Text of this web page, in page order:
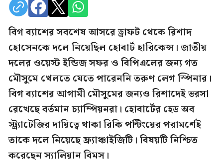
বিগ ব্যাশের সবশেষ আসরে ড্রাফট থেকে রিশাদ
হোসেনকে দলে নিয়েছিল হোবার্ট হারিকেন্স। জাতীয়
দলের ওয়েস্ট ইন্ডিজ সফর ও বিপিএলের জন্য গত
মৌসুমে খেলতে যেতে পারেননি তরুণ লেগ স্পিনার।
বিগ ব্যাশের আগামী মৌসুমের জন্যও রিশাদেই ভরসা
রেখেছে বর্তমান চ্যাম্পিয়নরা। হোবার্টের হেড অব
স্ট্র্যাটেজির দায়িত্বে থাকা রিকি পন্টিংয়ের পরামর্শেই
তাকে দলে নিয়েছে ফ্র্যাঞ্চাইজিটি। বিষয়টি নিশ্চিত
করেছেন স্যালিয়ান বিমস।